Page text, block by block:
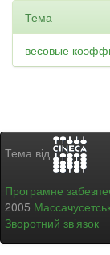
Тема
весовые
Тема від
Програмне
2005
Зворотний зв’язок